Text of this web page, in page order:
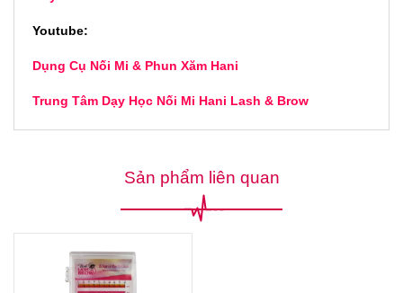
Youtube:
Dụng Cụ Nối Mi & Phun Xăm Hani
Trung Tâm Dạy Học Nối Mi Hani Lash & Brow
Sản phẩm liên quan